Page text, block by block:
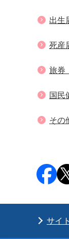
出生
死産
旅券
国民
その
サイ